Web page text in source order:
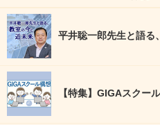
平井聡一郎先生と語る
【特集】GIGAスクー